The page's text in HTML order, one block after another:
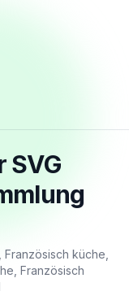
SVG
küche,
Französisch